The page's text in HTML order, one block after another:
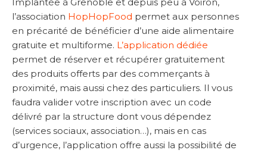
Implantée à Grenoble et depuis peu à Voiron,
l’association HopHopFood permet aux personnes
en précarité de bénéficier d’une aide alimentaire
gratuite et multiforme. L’application dédiée
permet de réserver et récupérer gratuitement
des produits offerts par des commerçants à
proximité, mais aussi chez des particuliers. Il vous
faudra valider votre inscription avec un code
délivré par la structure dont vous dépendez
(services sociaux, association…), mais en cas
d’urgence, l’application offre aussi la possibilité de